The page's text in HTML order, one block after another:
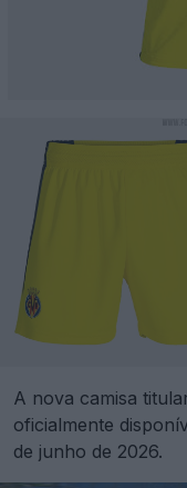
A nova camisa
oficialmente
de junho de 2026.